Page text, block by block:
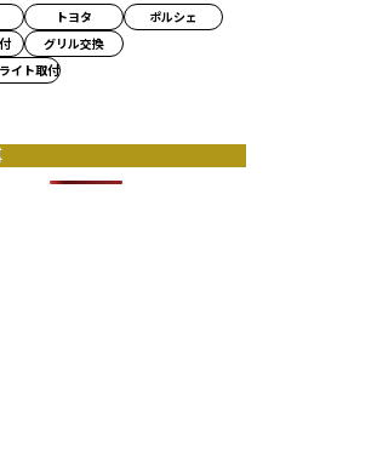
トヨタ
ポルシェ
グリル交換
イト取付